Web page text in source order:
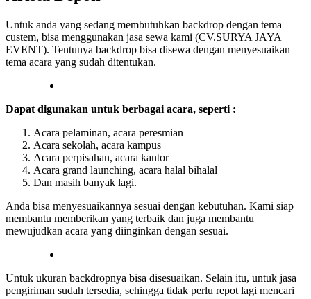
Untuk anda yang sedang membutuhkan backdrop dengan tema
custem, bisa menggunakan jasa sewa kami (CV.SURYA JAYA
EVENT). Tentunya backdrop bisa disewa dengan menyesuaikan
tema acara yang sudah ditentukan.
Dapat digunakan untuk berbagai acara, seperti :
Acara pelaminan, acara peresmian
Acara sekolah, acara kampus
Acara perpisahan, acara kantor
Acara grand launching, acara halal bihalal
Dan masih banyak lagi.
Anda bisa menyesuaikannya sesuai dengan kebutuhan. Kami siap
membantu memberikan yang terbaik dan juga membantu
mewujudkan acara yang diinginkan dengan sesuai.
Untuk ukuran backdropnya bisa disesuaikan. Selain itu, untuk jasa
pengiriman sudah tersedia, sehingga tidak perlu repot lagi mencari